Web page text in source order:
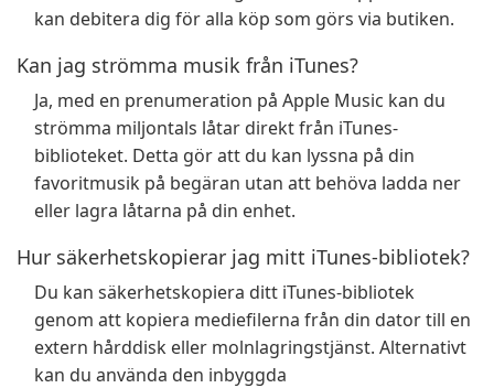
kan debitera dig för alla köp som görs via butiken.
Kan jag strömma musik från iTunes?
Ja, med en prenumeration på Apple Music kan du
strömma miljontals låtar direkt från iTunes-
biblioteket. Detta gör att du kan lyssna på din
favoritmusik på begäran utan att behöva ladda ner
eller lagra låtarna på din enhet.
Hur säkerhetskopierar jag mitt iTunes-bibliotek?
Du kan säkerhetskopiera ditt iTunes-bibliotek
genom att kopiera mediefilerna från din dator till en
extern hårddisk eller molnlagringstjänst. Alternativt
kan du använda den inbyggda